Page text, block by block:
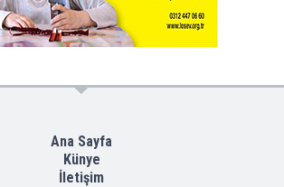
Ana Sayfa
Künye
İletişim